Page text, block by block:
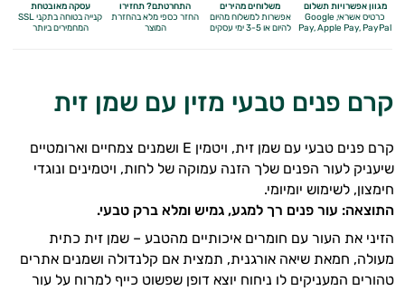
מגוון אפשרויות תשלום
כרטיס אשראי, Google
Pay,Apple Pay, PayPal
משלוחים מהירים
אפשרות למשלוח מהיום
להיום או 3-5 ימי עסקים
התחרטתם? תחזירו
החזר כספי מלאבהחזרת
המוצר
עסקה מאובטחת
קנייה בטוחה בתקני SSL
המחמירים ביותר
קרם פנים טבעי מזין עם שמן זית
קרם פנים טבעי עם שמן זית, ויטמין E ושמנים צמחיים וארומטיים
שיעניק לעור הפנים שלך הזנה עמוקה של לחות, ויטמינים ונוגדי
חימצון, לשימוש יומיומי.
התוצאה: עור פנים רך למגע, גמיש ומלא ברק טבעי.
הזיני את העור עם חומרים איכותיים מהטבע – שמן זית כתית
מעולה, חמאת שיאה אורגנית, תמצית אם קלנדולה ושמנים אתרים
טהורים המעניקים לו ניחוח יוצא דופן שפשוט כייף למרוח על עור